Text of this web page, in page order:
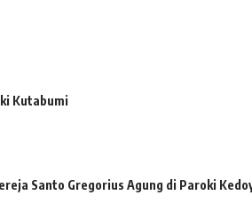
Kutabumi
Santo Gregorius Agung di Paroki